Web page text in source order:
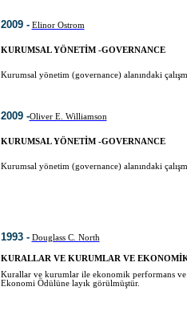
2009 - Elinor Ostrom
KURUMSAL YÖNETİM -GOVERNANCE
Kurumsal yönetim (governance) alanındaki
2009 -Oliver E. Williamson
KURUMSAL YÖNETİM -GOVERNANCE
Kurumsal yönetim (governance) alanındaki
1993 - Douglass C. North
KURALLAR VE KURUMLAR VE
Kurallar ve kurumlar ile ekonomik performans ve
Ekonomi Ödülüne layık görülmüştür.